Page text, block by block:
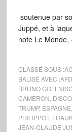
soutenue par
Juppé, et à
note Le
CLASSÉ SOUS :
BALISÉ AVEC :AFD
BRUNO
CAMERON
TRUMP, ESPAGNE
PHILIPPOT,
JEAN-CLAUDE